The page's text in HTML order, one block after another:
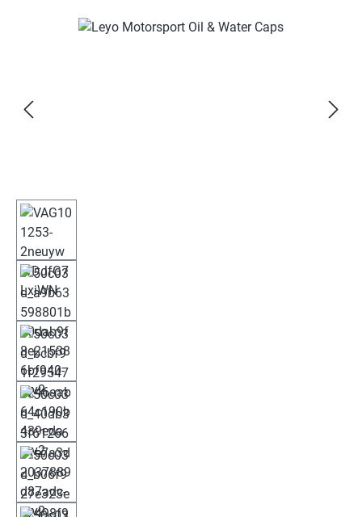
Bildergalerie überspringen